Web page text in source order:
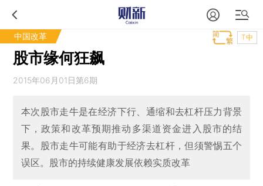
中国改革 T中
股市缘何狂飙
2015年06月01日第6期
本次股市走牛是在经济下行、通缩和去杠杆压力背景
下，政策和改革预期推动多渠道资金进入股市的结
果。股市走牛可能有助于经济去杠杆，但须警惕五个
误区。股市的持续健康发展依赖实质改革